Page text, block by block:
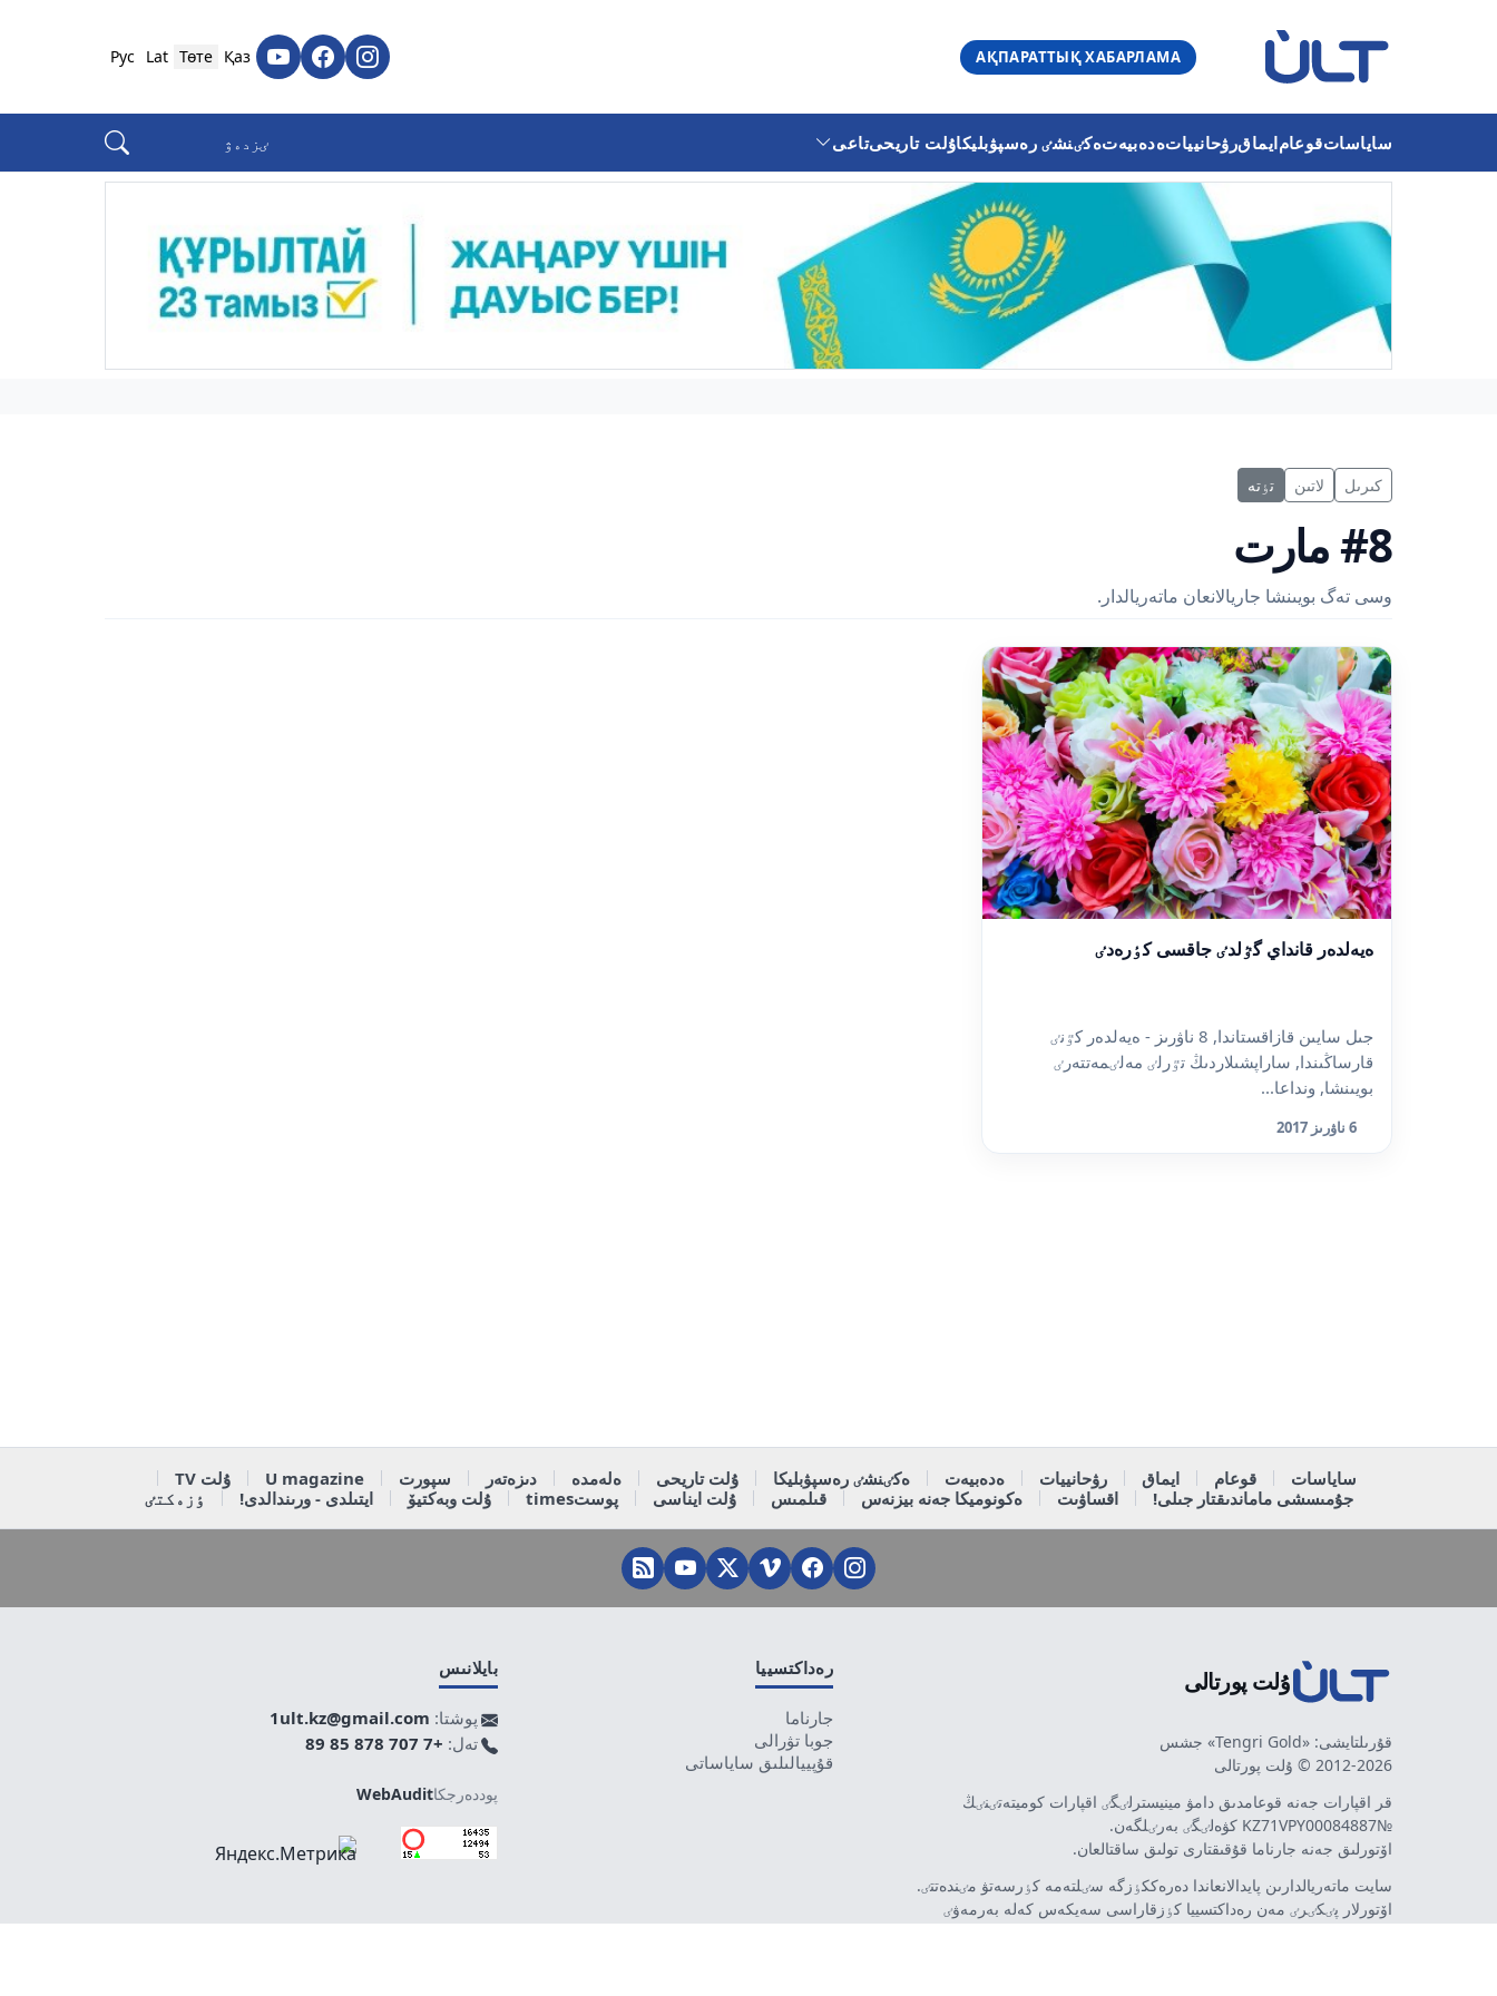
АҚПАРАТТЫҚ ХАБАРЛАМА
Қаз
Төте
Lat
Рус
ساياساتقوعامايماقرۋحانيياتەدەبيەتەكٸنشٸ رەسپۋبليكاۇلت تاريحىتاعى
كىرىل لاتىن تٶتە
#8 مارت
وسى تەگ بويىنشا جاريالانعان ماتەريالدار.
ەيەلدەر قانداي گٷلدٸ جاقسى كٶرەدٸ
جىل سايىن قازاقستاندا, 8 ناۋرىز - ەيەلدەر كٷنٸ
قارساڭىندا, ساراپشىلاردىڭ تٷرلٸ مەلٸمەتتەرٸ
بويىنشا, ونداعا...
6 ناۋرىز 2017
ساياسات قوعام ايماق رۋحانييات ەدەبيەت ەكٸنشٸ رەسپۋبليكا ۇلت تاريحى ەلەمدە دىزەتەر سپورت U magazine
ۇلت TV
جۇمىسشى ماماندىقتار جىلى!
اقساۋىت ەكونوميكا جەنە بيزنەس قىلمىس ۇلت ايناسى پوستtimes ۇلت وبەكتيۆ ايتىلدى - ورىندالدى! ٶزەكتٸ
ۇلت پورتالى
قۇرىلتايشى: «Tengri Gold» جشس
2012-2026 © ۇلت پورتالى
قر اقپارات جەنە قوعامدىق دامۋ مينيسترلٸگٸ اقپارات كوميتەتٸنٸڭ
№KZ71VPY00084887 كۋەلٸگٸ بەرٸلگەن.
اۆتورلىق جەنە جارناما قۇقىقتارى تولىق ساقتالعان.
سايت ماتەريالدارىن پايدالانعاندا دەرەككٶزگە سٸلتەمە كٶرسەتۋ مٸندەتتٸ.
اۆتورلار پٸكٸرٸ مەن رەداكتسييا كٶزقاراسى سەيكەس كەلە بەرمەۋٸ
رەداكتسييا
جارناما
جوبا تۋرالى
قۇپييالىلىق ساياساتى
بايلانىس
پوشتا: 1ult.kz@gmail.com
تەل: +7 707 878 85 89
پوددەرجكاWebAudit